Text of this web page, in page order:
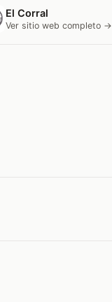
El Corral
Ver sitio web completo →